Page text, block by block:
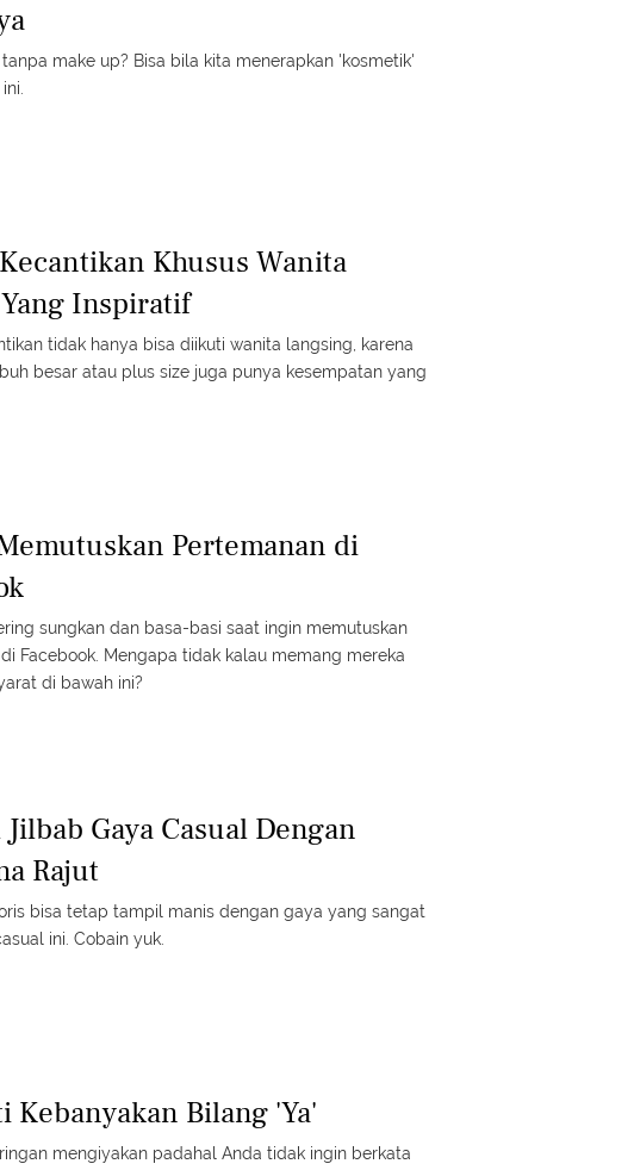
make up? Bisa bila kita menerapkan 'kosmetik'
Khusus Wanita
Inspiratif
tidak hanya bisa diikuti wanita langsing, karena
besar atau plus size juga punya kesempatan yang
Pertemanan di
sungkan dan basa-basi saat ingin memutuskan
Facebook. Mengapa tidak kalau memang mereka
di bawah ini?
Gaya Casual Dengan
Rajut
bisa tetap tampil manis dengan gaya yang sangat
ini. Cobain yuk.
Kebanyakan Bilang 'Ya'
mengiyakan padahal Anda tidak ingin berkata